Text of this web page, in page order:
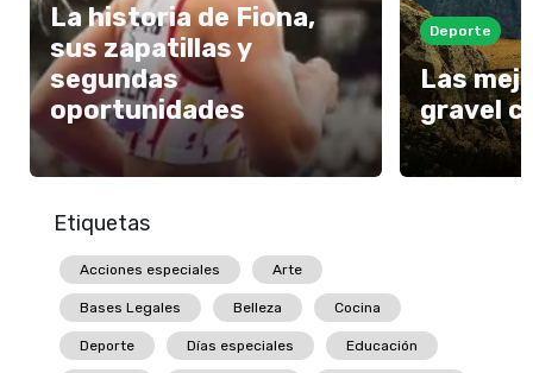
La historia de Fiona,
sus zapatillas y
segundas
oportunidades
Deporte
Las
gravel
Etiquetas
Acciones especiales Arte
Bases Legales Belleza Cocina
Deporte Días especiales Educación